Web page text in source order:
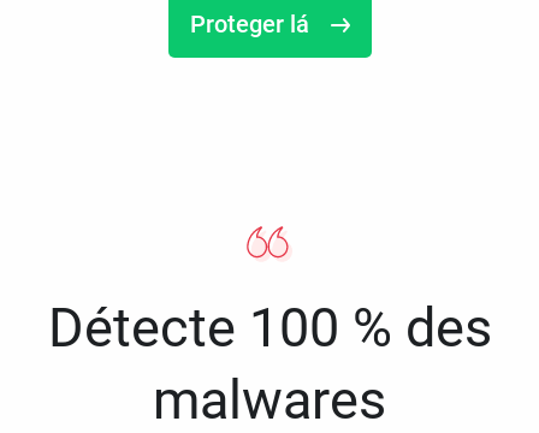
Proteger lá
Détecte 100 % des
malwares